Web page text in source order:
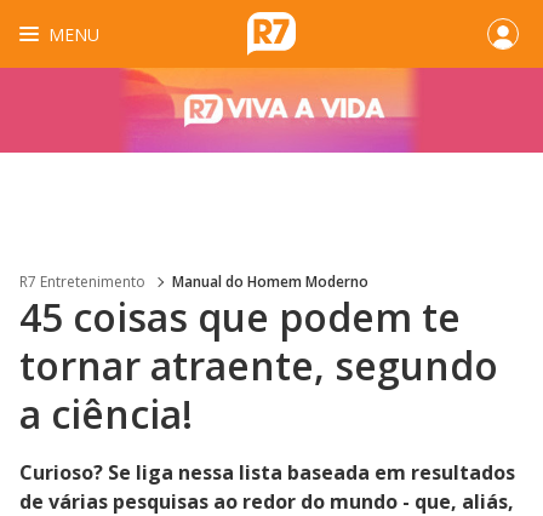
MENU
R7 Entretenimento Manual do Homem Moderno
45 coisas que podem te
tornar atraente, segundo
a ciência!
Curioso? Se liga nessa lista baseada em resultados
de várias pesquisas ao redor do mundo - que, aliás,